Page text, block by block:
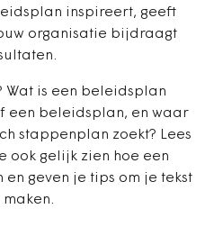
inspireert, geeft
organisatie bijdraagt
Wat is een beleidsplan
een beleidsplan, en waar
stappenplan zoekt? Lees
ook gelijk zien hoe een
geven je tips om je tekst